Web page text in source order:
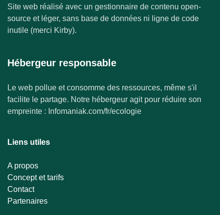
Site web réalisé avec un gestionnaire de contenu open-
source et léger, sans base de données ni ligne de code
inutile (merci Kirby).
Hébergeur responsable
Le web pollue et consomme des ressources, même s'il
facilite le partage. Notre hébergeur agit pour réduire son
empreinte : Infomaniak.com/fr/ecologie
Liens utiles
A propos
Concept et tarifs
Contact
Partenaires